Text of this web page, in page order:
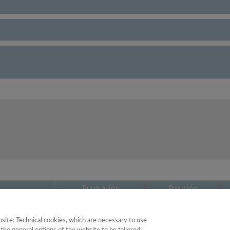
Puntuación Posición
28.74
Technical cookies, which are necessary to use